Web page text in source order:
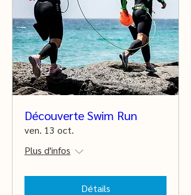
Découverte Swim Run
ven. 13 oct.
Plus d'infos
Détails